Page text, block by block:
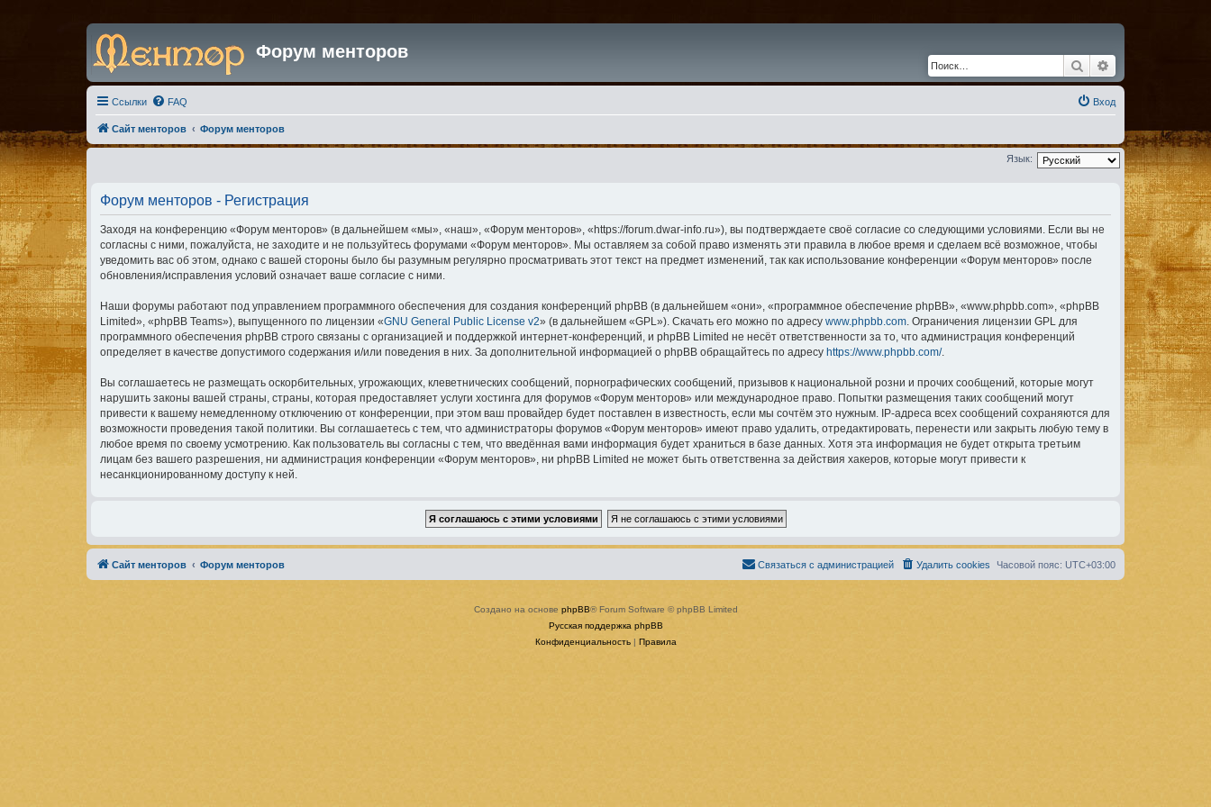
Форум менторов
Поиск
Ссылки FAQ Вход
Сайт менторов Форум менторов
Язык:
Форум менторов - Регистрация
Заходя на конференцию «Форум менторов» (в дальнейшем «мы», «наш», «Форум менторов», «https://forum.dwar-info.ru»), вы подтверждаете своё согласие со следующими условиями. Если вы не
согласны с ними, пожалуйста, не заходите и не пользуйтесь форумами «Форум менторов». Мы оставляем за собой право изменять эти правила в любое время и сделаем всё возможное, чтобы
уведомить вас об этом, однако с вашей стороны было бы разумным регулярно просматривать этот текст на предмет изменений, так как использование конференции «Форум менторов» после
обновления/исправления условий означает ваше согласие с ними.
Наши форумы работают под управлением программного обеспечения для создания конференций phpBB (в дальнейшем «они», «программное обеспечение phpBB», «www.phpbb.com», «phpBB
Limited», «phpBB Teams»), выпущенного по лицензии «GNU General Public License v2» (в дальнейшем «GPL»). Скачать его можно по адресу www.phpbb.com. Ограничения лицензии GPL для
программного обеспечения phpBB строго связаны с организацией и поддержкой интернет-конференций, и phpBB Limited не несёт ответственности за то, что администрация конференций
определяет в качестве допустимого содержания и/или поведения в них. За дополнительной информацией о phpBB обращайтесь по адресу https://www.phpbb.com/.
Вы соглашаетесь не размещать оскорбительных, угрожающих, клеветнических сообщений, порнографических сообщений, призывов к национальной розни и прочих сообщений, которые могут
нарушить законы вашей страны, страны, которая предоставляет услуги хостинга для форумов «Форум менторов» или международное право. Попытки размещения таких сообщений могут
привести к вашему немедленному отключению от конференции, при этом ваш провайдер будет поставлен в известность, если мы сочтём это нужным. IP-адреса всех сообщений сохраняются для
возможности проведения такой политики. Вы соглашаетесь с тем, что администраторы форумов «Форум менторов» имеют право удалить, отредактировать, перенести или закрыть любую тему в
любое время по своему усмотрению. Как пользователь вы согласны с тем, что введённая вами информация будет храниться в базе данных. Хотя эта информация не будет открыта третьим
лицам без вашего разрешения, ни администрация конференции «Форум менторов», ни phpBB Limited не может быть ответственна за действия хакеров, которые могут привести к
несанкционированному доступу к ней.
Сайт менторов Форум менторов Часовой пояс: UTC+03:00
Удалить cookies
Связаться с администрацией
Создано на основе phpBB® Forum Software © phpBB Limited
Русская поддержка phpBB
Конфиденциальность| Правила